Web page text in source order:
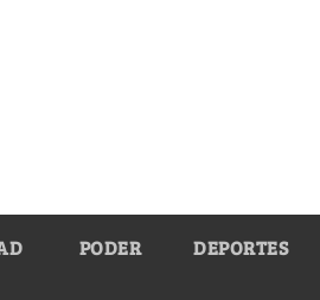
PODER DEPORTES